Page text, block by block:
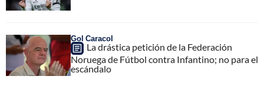
Gol Caracol
La drástica petición de la Federación
Noruega de Fútbol contra Infantino; no para el
escándalo